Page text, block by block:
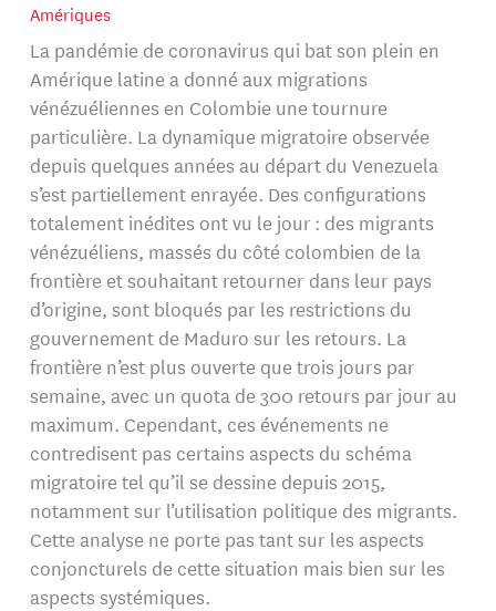
Amériques
La pandémie de coronavirus qui bat son plein en
Amérique latine a donné aux migrations
vénézuéliennes en Colombie une tournure
particulière. La dynamique migratoire observée
depuis quelques années au départ du Venezuela
s’est partiellement enrayée. Des configurations
totalement inédites ont vu le jour : des migrants
vénézuéliens, massés du côté colombien de la
frontière et souhaitant retourner dans leur pays
d’origine, sont bloqués par les restrictions du
gouvernement de Maduro sur les retours. La
frontière n’est plus ouverte que trois jours par
semaine, avec un quota de 300 retours par jour au
maximum. Cependant, ces événements ne
contredisent pas certains aspects du schéma
migratoire tel qu’il se dessine depuis 2015,
notamment sur l’utilisation politique des migrants.
Cette analyse ne porte pas tant sur les aspects
conjoncturels de cette situation mais bien sur les
aspects systémiques.